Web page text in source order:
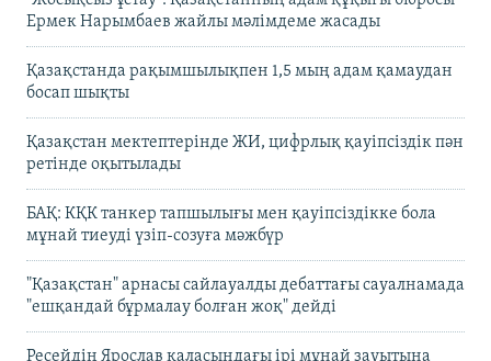
Ермек Нарымбаев жайлы мәлімдеме жасады
Қазақстанда рақымшылықпен 1,5 мың адам қамаудан
босап шықты
Қазақстан мектептерінде ЖИ, цифрлық қауіпсіздік пән
ретінде оқытылады
БАҚ: КҚК танкер тапшылығы мен қауіпсіздікке бола
мұнай тиеуді үзіп-созуға мәжбүр
"Қазақстан" арнасы сайлауалды дебаттағы сауалнамада
"ешқандай бұрмалау болған жоқ" дейді
Ресейдің Ярослав қаласындағы ірі мұнай зауытына